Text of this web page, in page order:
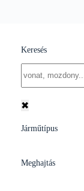
Keresés
results
✖
Járműtípus
Meghajtás